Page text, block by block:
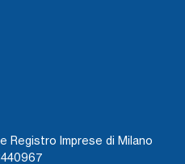
Registro Imprese di Milano